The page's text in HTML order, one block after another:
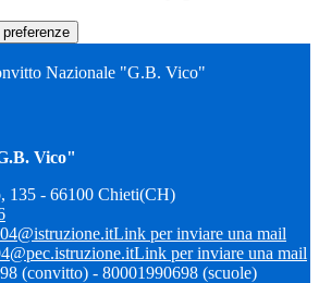
Nazionale "G.B. Vico"
Vico"
135 - 66100 Chieti(CH)
Link per inviare una mail
Link per inviare una mail
(convitto) - 80001990698 (scuole)